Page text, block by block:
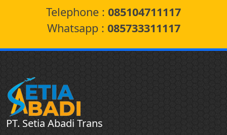
Telephone : 085104711117
Whatsapp : 085733311117
PT. Setia Abadi Trans